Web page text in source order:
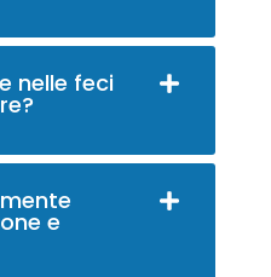
nelle feci
e